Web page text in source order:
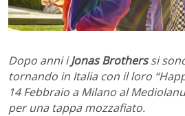
Dopo anni iJonas Brotherssi
tornando in Italia con il loro
14 Febbraio a Milano al
per una tappa mozzafiato.